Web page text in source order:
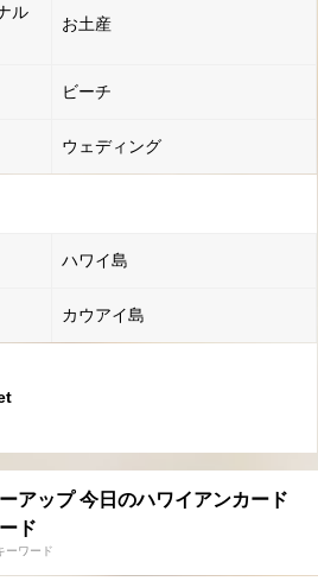
ル
お土産
ビーチ
ウェディング
ハワイ島
カウアイ島
アップ 今日のハワイアンカード
ド
ーワード